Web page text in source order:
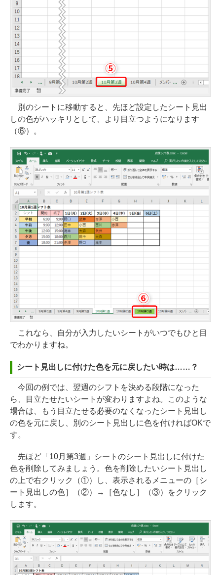
別のシートに移動すると、先ほど設定したシート見出
しの色がハッキリとして、より目立つようになります
（⑥）。
これなら、自分が入力したいシートがいつでもひと目
でわかりますね。
シート見出しに付けた色を元に戻したい時は……？
今回の例では、翌週のシフトを決める段階になった
ら、目立たせたいシートが変わりますよね。このような
場合は、もう目立たせる必要のなくなったシート見出し
の色を元に戻し、別のシート見出しに色を付ければOKで
す。
先ほど「10月第3週」シートのシート見出しに付けた
色を削除してみましょう。色を削除したいシート見出し
の上で右クリック（①）し、表示されるメニューの［シ
ート見出しの色］（②）→［色なし］（③）をクリック
します。